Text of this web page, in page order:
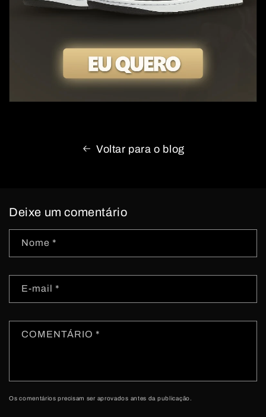
Voltar para o blog
Deixe um comentário
Nome *
E-mail *
COMENTÁRIO *
Os comentários precisam ser aprovados antes da publicação.